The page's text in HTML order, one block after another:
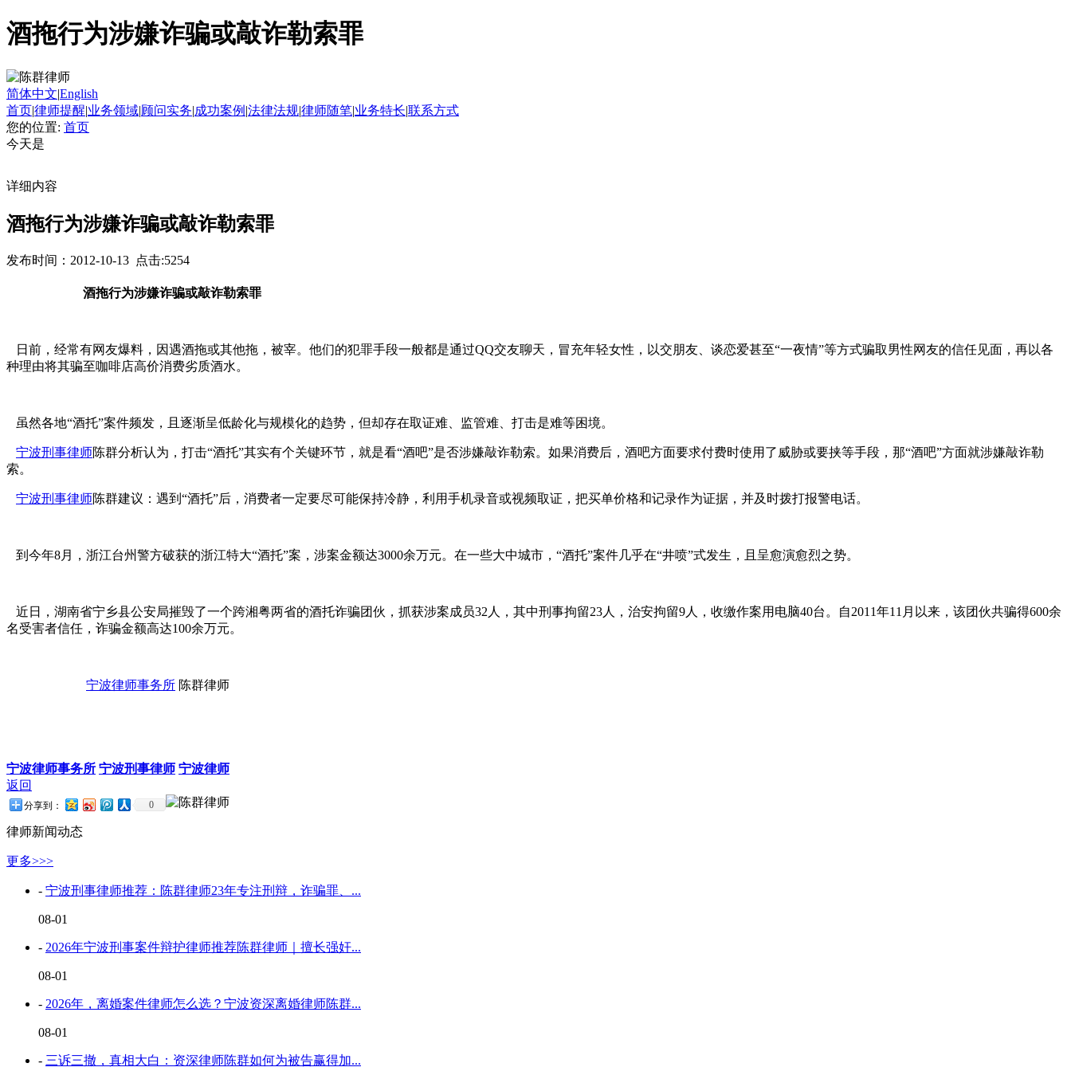
酒拖行为涉嫌诈骗或敲诈勒索罪
简体中文|English
首页|律师提醒|业务领域|顾问实务|成功案例 |法律法规|律师随笔|业务特长|联系方式
您的位置: 首页
今天是
详细内容
酒拖行为涉嫌诈骗或敲诈勒索罪
发布时间：2012-10-13 点击:5254
酒拖行为涉嫌诈骗或敲诈勒索罪
日前，经常有网友爆料，因遇酒拖或其他拖，被宰。他们的犯罪手段一般都是通过QQ交友聊天，冒充年轻女性，以交朋友、谈恋爱甚至“一夜情”等方式骗取男性网友的信任见面，再以各
种理由将其骗至咖啡店高价消费劣质酒水。
虽然各地“酒托”案件频发，且逐渐呈低龄化与规模化的趋势，但却存在取证难、监管难、打击是难等困境。
宁波刑事律师陈群分析认为，打击“酒托”其实有个关键环节，就是看“酒吧”是否涉嫌敲诈勒索。如果消费后，酒吧方面要求付费时使用了威胁或要挟等手段，那“酒吧”方面就涉嫌敲诈勒
索。
宁波刑事律师陈群建议：遇到“酒托”后，消费者一定要尽可能保持冷静，利用手机录音或视频取证，把买单价格和记录作为证据，并及时拨打报警电话。
到今年8月，浙江台州警方破获的浙江特大“酒托”案，涉案金额达3000余万元。在一些大中城市，“酒托”案件几乎在“井喷”式发生，且呈愈演愈烈之势。
近日，湖南省宁乡县公安局摧毁了一个跨湘粤两省的酒托诈骗团伙，抓获涉案成员32人，其中刑事拘留23人，治安拘留9人，收缴作案用电脑40台。自2011年11月以来，该团伙共骗得600余
名受害者信任，诈骗金额高达100余万元。
宁波律师事务所 陈群律师
宁波律师事务所 宁波刑事律师 宁波律师
返回
分享到： 0
律师新闻动态
更多>>>
- 宁波刑事律师推荐：陈群律师23年专注刑辩，诈骗罪、...
08-01
- 2026年宁波刑事案件辩护律师推荐陈群律师｜擅长强奸...
08-01
- 2026年，离婚案件律师怎么选？宁波资深离婚律师陈群...
08-01
- 三诉三撤，真相大白：资深律师陈群如何为被告赢得加...